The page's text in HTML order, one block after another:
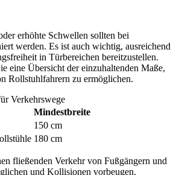
erhöhte Schwellen sollten bei
werden. Es ist auch wichtig, ausreichend
in Türbereichen bereitzustellen.
eine Übersicht der einzuhaltenden Maße,
Rollstuhlfahrern zu ermöglichen.
Verkehrswege
Mindestbreite
150 cm
180 cm
fließenden Verkehr von Fußgängern und
und Kollisionen vorbeugen.